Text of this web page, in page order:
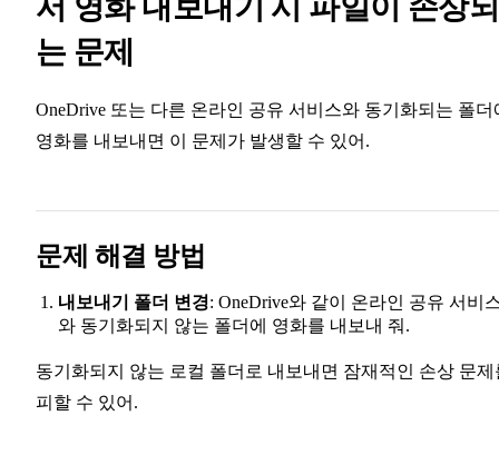
는 문제
OneDrive 또는 다른 온라인 공유 서비스와 동기화되는 폴더
영화를 내보내면 이 문제가 발생할 수 있어.
문제 해결 방법
내보내기 폴더 변경: OneDrive와 같이 온라인 공유 서비
와 동기화되지 않는 폴더에 영화를 내보내 줘.
동기화되지 않는 로컬 폴더로 내보내면 잠재적인 손상 문제
피할 수 있어.